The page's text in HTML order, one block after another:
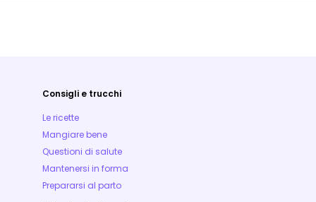
Consigli e trucchi
Le ricette
Mangiare bene
Questioni di salute
Mantenersi in forma
Prepararsi al parto